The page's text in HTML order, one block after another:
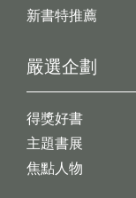
新書特推薦
嚴選企劃
得獎好書
主題書展
焦點人物